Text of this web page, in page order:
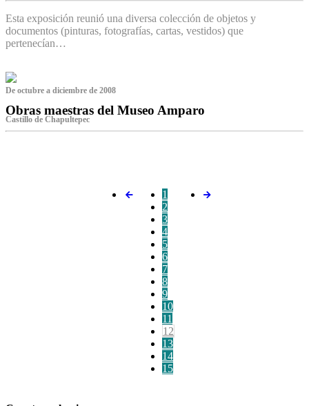
Esta exposición reunió una diversa colección de objetos y
documentos (pinturas, fotografías, cartas, vestidos) que
pertenecían…
De octubre a diciembre de 2008
Obras maestras del Museo Amparo
Castillo de Chapultepec
1
2
3
4
5
6
7
8
9
10
11
12
13
14
15